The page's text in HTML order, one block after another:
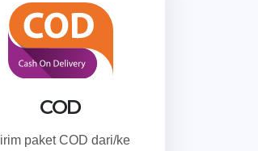
COD
paket COD dari/ke